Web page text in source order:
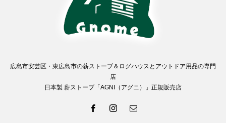
広島市安芸区・東広島市の薪ストーブ＆ログハウスとアウトドア用品の専門
店
日本製 薪ストーブ「AGNI（アグニ）」正規販売店